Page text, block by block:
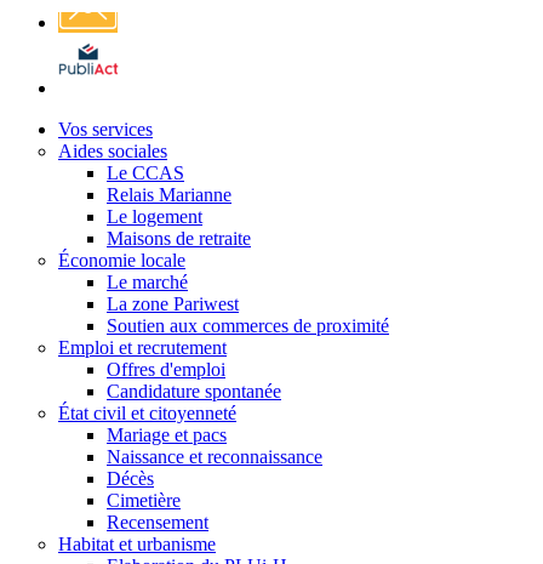
Affichage
légal
Vos services
Aides sociales
Le CCAS
Relais Marianne
Le logement
Maisons de retraite
Économie locale
Le marché
La zone Pariwest
Soutien aux commerces de proximité
Emploi et recrutement
Offres d'emploi
Candidature spontanée
État civil et citoyenneté
Mariage et pacs
Naissance et reconnaissance
Décès
Cimetière
Recensement
Habitat et urbanisme